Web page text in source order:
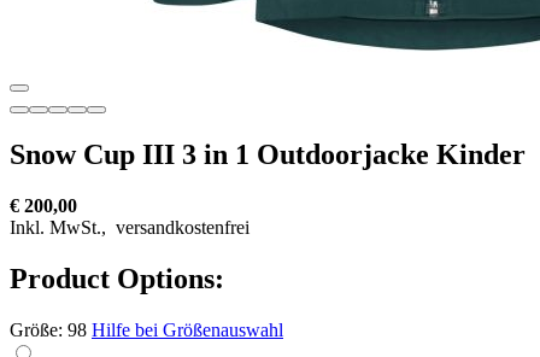
Snow Cup III 3 in 1 Outdoorjacke Kinder
€ 200,00
Inkl. MwSt., versandkostenfrei
Product Options:
Größe: 98 Hilfe bei Größenauswahl